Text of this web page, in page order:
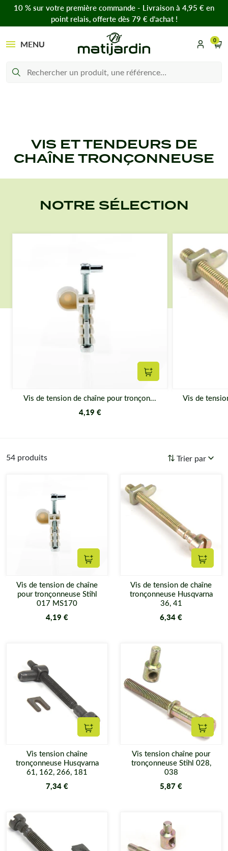
10 % sur votre première commande - Livraison à 4,95 € en
point relais, offerte dès 79 € d’achat !
MENU 0
VIS ET TENDEURS DE
CHAÎNE TRONÇONNEUSE
NOTRE SÉLECTION
Ajouter au panier
Vis de tension de chaîne pour tronçon...
4,19 €
Vis de
54 produits Trier par
Ajouter au panier
Vis de tension de chaîne
pour tronçonneuse Stihl
017 MS170
4,19 €
Vis de tension de chaîne
tronçonneuse Husqvarna
36, 41
6,34 €
Ajouter au panier
Vis tension chaîne
tronçonneuse Husqvarna
61, 162, 266, 181
7,34 €
Vis tension chaîne pour
tronçonneuse Stihl 028,
038
5,87 €